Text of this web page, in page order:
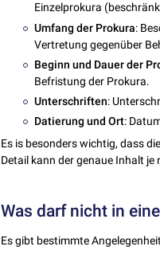
Einzelprokura
Umfang der Prokura:
Vertretung gegenüber
Beginn und Dauerder
Befristung der Prokura.
Unterschriften:
Datierung und Ort:
Es is besonders wichtig, dass
Detail kann der genaue Inhalt
Was darf nicht in
Es gibt bestimmte